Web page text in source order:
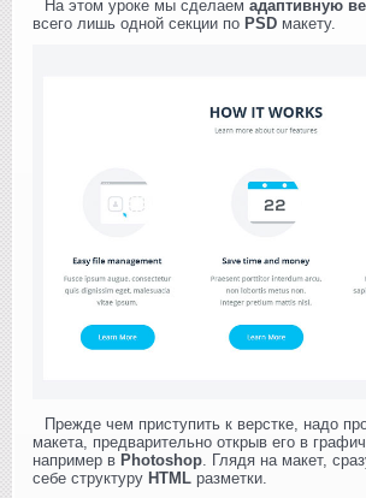
На этом уроке мы сделаем адаптивную
всего лишь одной секции по PSD макету.
Прежде чем приступить к верстке, надо
макета, предварительно открыв его в
например в Photoshop. Глядя на макет,
себе структуру HTML разметки.